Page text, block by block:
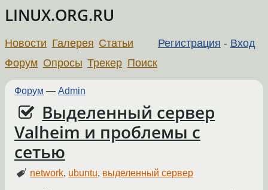
LINUX.ORG.RU
Регистрация - Вход
Новости Галерея Статьи
Форум Опросы Трекер Поиск
Форум — Admin
Выделенный сервер
Valheim и проблемы с
сетью
network, ubuntu, выделенный сервер